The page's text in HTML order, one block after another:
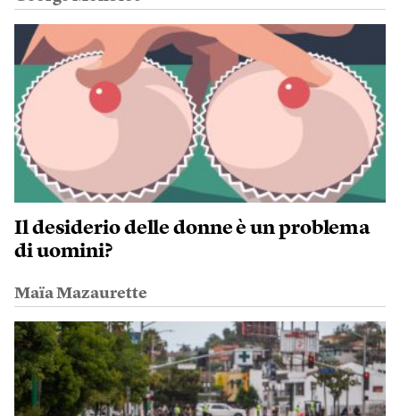
Il desiderio delle donne è un problema
di uomini?
Maïa Mazaurette